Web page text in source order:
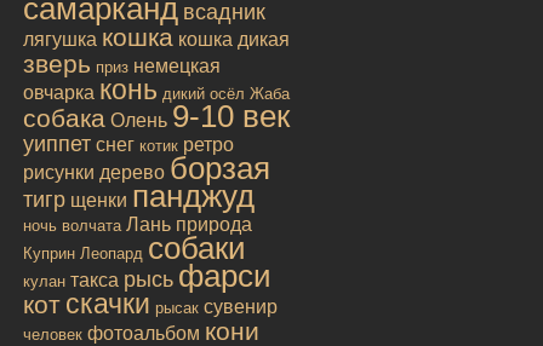
самарканд всадник
лягушка кошка кошка дикая
зверь приз немецкая
овчарка конь дикий осёл Жаба
собака Олень 9-10 век
уиппет снег котик ретро
рисунки дерево борзая
тигр щенки панджуд
ночь волчата Лань природа
Куприн Леопард собаки
кулан такса рысь фарси
кот скачки рысак сувенир
человек фотоальбом кони